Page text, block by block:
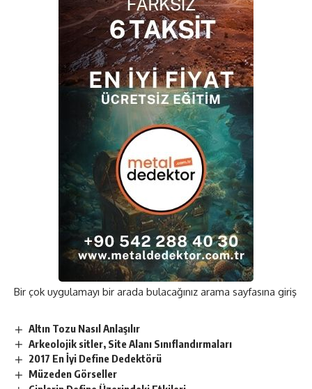
Bir çok uygulamayı bir arada bulacağınız arama sayfasına giriş
Altın Tozu Nasıl Anlaşılır
Arkeolojik sitler, Site Alanı Sınıflandırmaları
2017 En İyi Define Dedektörü
Müzeden Görseller